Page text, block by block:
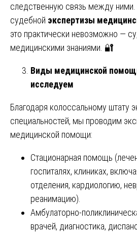
следственную связь между ними.
судебной экспертизы
это практически невозможно —
медицинскими знаниями. 🔐
Виды медицинской
исследуем
Благодаря колоссальному штату
специальностей, мы проводим
медицинской помощи:
Стационарная помощь
госпиталях, клиниках,
отделения, кардиологию,
реанимацию).
Амбулаторно-
врачей, диагностика,